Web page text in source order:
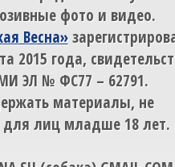
фото и видео.
Весна»
2015 года,
ЭЛ № ФС77 – 62791.
материалы, не
для лиц младше 18 лет.